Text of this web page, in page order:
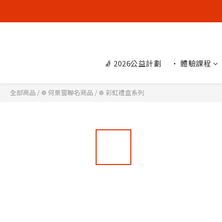
🧦 2026公益計劃 • 體驗課程
全部商品 /❁ 何景窗聯名商品 /❁ 彩虹禮盒系列